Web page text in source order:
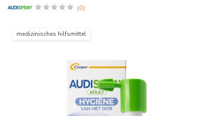
(0)
medizinisches hilfsmittel